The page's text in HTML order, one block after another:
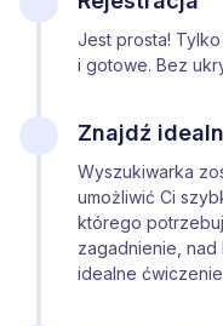
Jest prosta!
i gotowe. Bez
Znajdź
Wyszukiwarka
umożliwić Ci
którego
zagadnienie,
idealne